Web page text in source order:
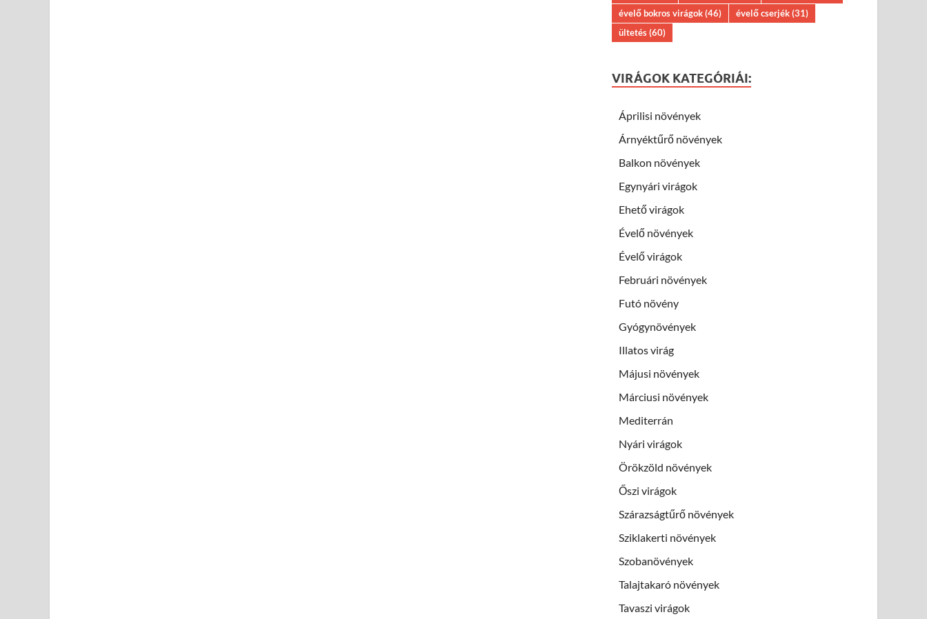
évelő bokros virágok(46) évelő cserjék(31)
ültetés(60)
VIRÁGOK KATEGÓRIÁI:
Áprilisi növények
Árnyéktűrő növények
Balkon növények
Egynyári virágok
Ehető virágok
Évelő növények
Évelő virágok
Februári növények
Futó növény
Gyógynövények
Illatos virág
Májusi növények
Márciusi növények
Mediterrán
Nyári virágok
Örökzöld növények
Őszi virágok
Szárazságtűrő növények
Sziklakerti növények
Szobanövények
Talajtakaró növények
Tavaszi virágok